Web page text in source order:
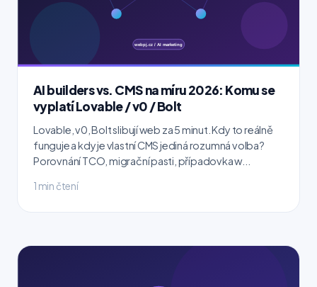
AI builders vs. CMS na míru 2026: Komu se
vyplatí Lovable / v0 / Bolt
Lovable, v0, Bolt slibují web za 5 minut. Kdy to reálně
funguje a kdy je vlastní CMS jediná rozumná volba?
Porovnání TCO, migrační pasti, případovka w...
1 min čtení